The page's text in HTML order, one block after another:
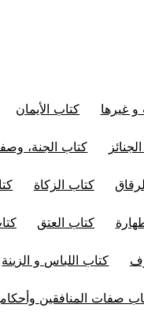
و غيرها كتاب الأيمان
كتاب الجنة،
كتاب الزكاة
كتاب العتق
كتاب اللباس و الزينة
صفات المنافقين